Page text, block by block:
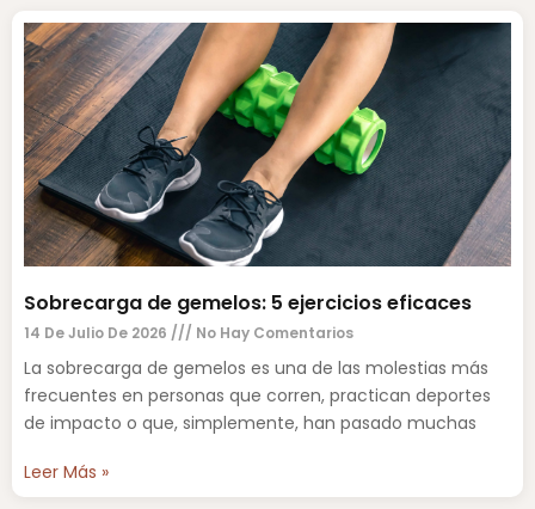
Sobrecarga de gemelos: 5 ejercicios eficaces
14 De Julio De 2026 No Hay Comentarios
La sobrecarga de gemelos es una de las molestias más
frecuentes en personas que corren, practican deportes
de impacto o que, simplemente, han pasado muchas
Leer Más »